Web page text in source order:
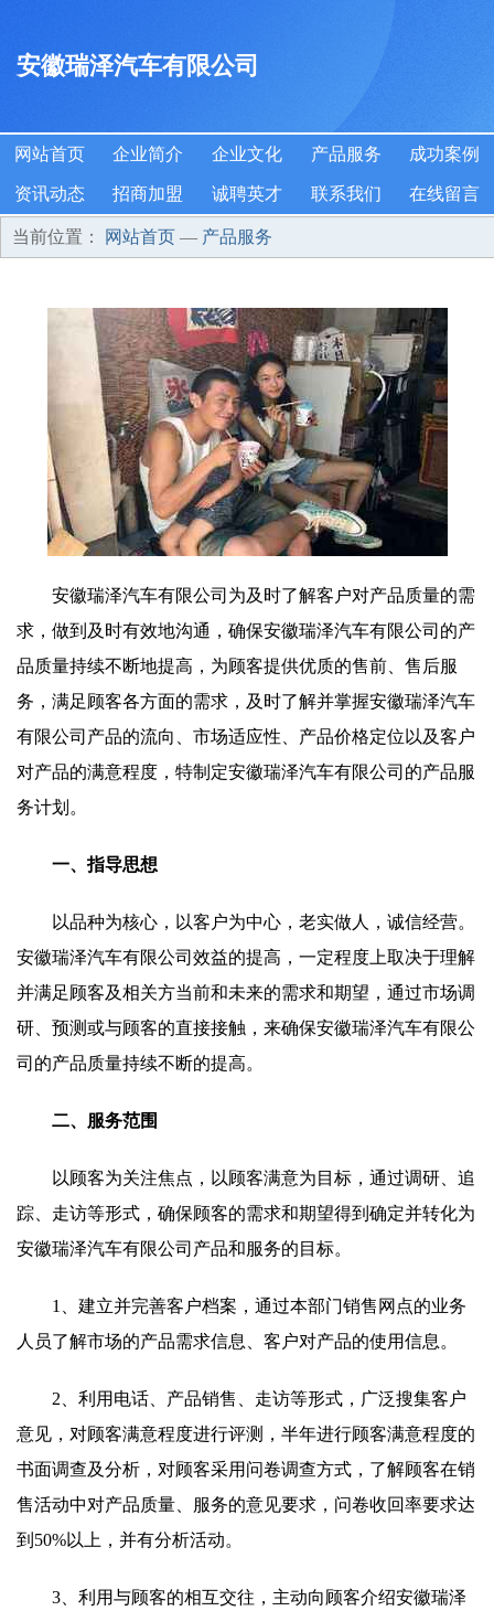
安徽瑞泽汽车有限公司
网站首页 企业简介 企业文化 产品服务 成功案例
资讯动态 招商加盟 诚聘英才 联系我们 在线留言
当前位置： 网站首页 — 产品服务
安徽瑞泽汽车有限公司为及时了解客户对产品质量的需
求，做到及时有效地沟通，确保安徽瑞泽汽车有限公司的产
品质量持续不断地提高，为顾客提供优质的售前、售后服
务，满足顾客各方面的需求，及时了解并掌握安徽瑞泽汽车
有限公司产品的流向、市场适应性、产品价格定位以及客户
对产品的满意程度，特制定安徽瑞泽汽车有限公司的产品服
务计划。
一、指导思想
以品种为核心，以客户为中心，老实做人，诚信经营。
安徽瑞泽汽车有限公司效益的提高，一定程度上取决于理解
并满足顾客及相关方当前和未来的需求和期望，通过市场调
研、预测或与顾客的直接接触，来确保安徽瑞泽汽车有限公
司的产品质量持续不断的提高。
二、服务范围
以顾客为关注焦点，以顾客满意为目标，通过调研、追
踪、走访等形式，确保顾客的需求和期望得到确定并转化为
安徽瑞泽汽车有限公司产品和服务的目标。
1、建立并完善客户档案，通过本部门销售网点的业务
人员了解市场的产品需求信息、客户对产品的使用信息。
2、利用电话、产品销售、走访等形式，广泛搜集客户
意见，对顾客满意程度进行评测，半年进行顾客满意程度的
书面调查及分析，对顾客采用问卷调查方式，了解顾客在销
售活动中对产品质量、服务的意见要求，问卷收回率要求达
到50%以上，并有分析活动。
3、利用与顾客的相互交往，主动向顾客介绍安徽瑞泽